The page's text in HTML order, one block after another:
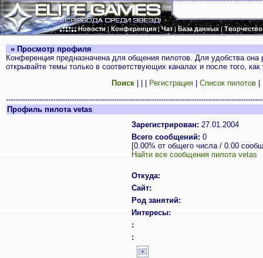
Новости|Конференция|Чат|База данных|Творчество
» Просмотр профиля
Конференция предназначена для общения пилотов. Для удобства
открывайте темы только в соответствующих каналах и после того,
Поиск
Регистрация Список пилотов
Профиль пилота vetas
Зарегистрирован: 27.01.2004
Всего сообщений: 0
[0.00% от общего числа / 0.00
Найти все сообщения пилота vetas
Откуда:
Сайт:
Род занятий:
Интересы:
:
: